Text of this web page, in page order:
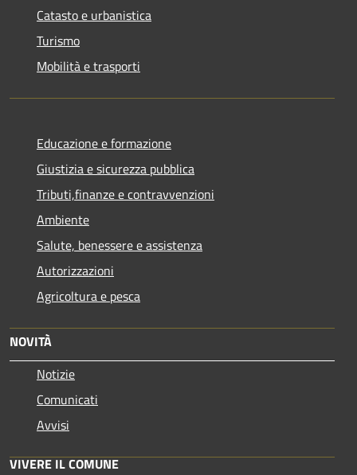
Catasto e urbanistica
Turismo
Mobilità e trasporti
Educazione e formazione
Giustizia e sicurezza pubblica
Tributi,finanze e contravvenzioni
Ambiente
Salute, benessere e assistenza
Autorizzazioni
Agricoltura e pesca
NOVITÀ
Notizie
Comunicati
Avvisi
VIVERE IL COMUNE